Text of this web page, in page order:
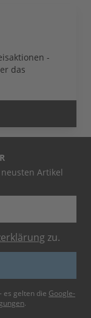
-
das
Artikel
zu.
es gelten die Google-
.